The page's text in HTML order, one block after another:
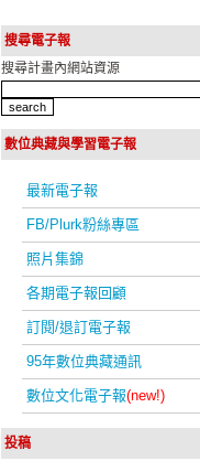
搜尋電子報
搜尋計畫內網站資源
數位典藏與學習電子報
最新電子報
FB/Plurk粉絲專區
照片集錦
各期電子報回顧
訂閱/退訂電子報
95年數位典藏通訊
數位文化電子報(new!)
投稿